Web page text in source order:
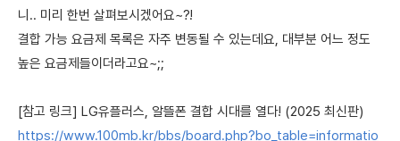
니.. 미리 한번 살펴보시겠어요~?!
결합 가능 요금제 목록은 자주 변동될 수 있는데요, 대부분 어느 정도
높은 요금제들이더라고요~;;
[참고 링크] LG유플러스, 알뜰폰 결합 시대를 열다! (2025 최신판)
https://www.100mb.kr/bbs/board.php?bo_table=informatio